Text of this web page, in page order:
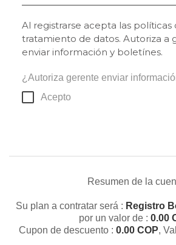
Al registrarse acepta las políticas
tratamiento de datos. Autoriza a
enviar información y boletínes.
¿Autoriza gerente enviar
Acepto
Resumen de la
Su plan a contratar será : Registro
por un valor de : 0.00
Cupon de descuento : 0.00 COP,